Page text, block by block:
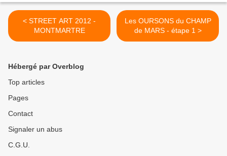
< STREET ART 2012 -
MONTMARTRE
Les OURSONS du CHAMP
de MARS - étape 1 >
Hébergé par Overblog
Top articles
Pages
Contact
Signaler un abus
C.G.U.